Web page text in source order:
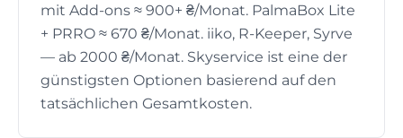
mit Add-ons ≈ 900+ ₴/Monat. PalmaBox Lite
+ PRRO ≈ 670 ₴/Monat. iiko, R-Keeper, Syrve
— ab 2000 ₴/Monat. Skyservice ist eine der
günstigsten Optionen basierend auf den
tatsächlichen Gesamtkosten.